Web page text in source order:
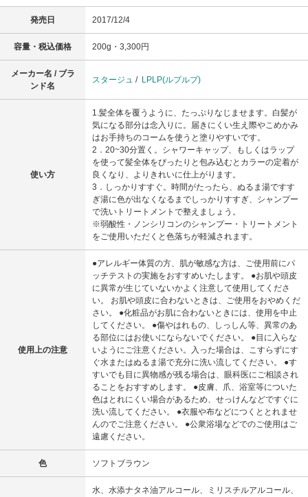
発売日 2017/12/4
容量・税込価格 200g・3,300円
メーカー名 / ブラ
ンド名
スタージュ / LPLP(ルプルプ)
使い方
1.髪全体を覆うように、たっぷりなじませます。白髪が
気になる部分は念入りに。届きにくい生え際やこめかみ
はお手持ちのコームを使うと塗りやすいです。
2．20~30分置く。シャワーキャップ、もしくはラップ
を使って髪全体をぴったりと包み込むとカラーの定着が
良くなり、よりきれいに仕上がります。
3．しっかりすすぐ。時間がたったら、ぬるま湯ですす
ぎ湯に色が出なくなるまでしっかりすすぎ、シャンプー
で洗いトリートメントで整えましょう。
※弱酸性・ノンシリコンのシャンプー・トリートメント
をご使用いただくと色落ちが軽減されます。
使用上の注意
●アレルギー体質の方、肌が敏感な方は、ご使用前にパ
ッチテストの実施をおすすめいたします。 ●お肌や頭皮
に異常が生じていないかよく注意して使用してくださ
い。 お肌や頭皮に合わないときは、ご使用をおやめくだ
さい。 ●化粧品がお肌に合わないときには、使用を中止
してください。 ●傷やはれもの、しっしん等、異常のあ
る部位にはお使いにならないでください。 ●目に入らな
いようにご注意ください。入った場合は、こすらずにす
ぐ水またはぬるま湯で充分に洗い流してください。 ●す
すいでも目に異物感が残る場合は、眼科医にご相談され
ることをおすすめします。 ●皮膚、爪、浴室等についた
色はとれにくい場合があるため、せっけんなどですぐに
洗い流してください。 ●衣服や布などにつくととれませ
んのでご注意ください。 ●公衆浴場などでのご使用はご
遠慮ください。
色 ソフトブラウン
水、水添ナタネ油アルコール、ミリスチルアルコール、